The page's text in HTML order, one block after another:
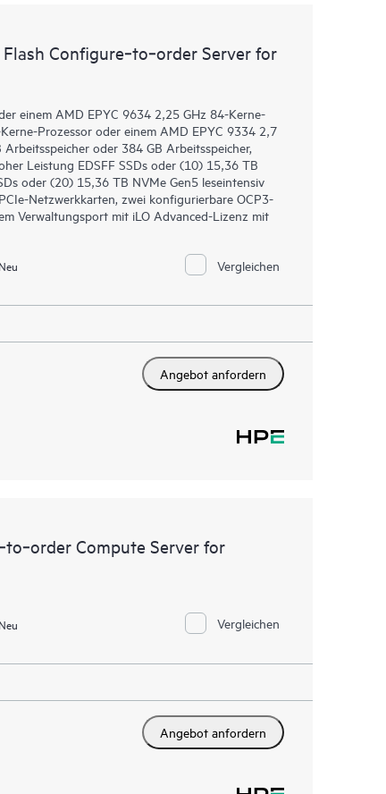
Configure‑to‑order Server for
einem AMD EPYC 9634 2,25 GHz 84-Kerne-
Prozessor oder einem AMD EPYC 9334 2,7
oder 384 GB Arbeitsspeicher,
Leistung EDSFF SSDs oder (10) 15,36 TB
oder (20) 15,36 TB NVMe Gen5 leseintensiv
Netzwerkkarten, zwei konfigurierbare OCP3-
Verwaltungsport mit iLO Advanced-Lizenz mit
Neu Vergleichen
Angebot anfordern
Compute Server for
Vergleichen
Angebot anfordern